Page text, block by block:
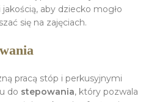
aby dziecko mogło
się na zajęciach.
pracą stóp i perkusyjnymi
do stepowania, który pozwala